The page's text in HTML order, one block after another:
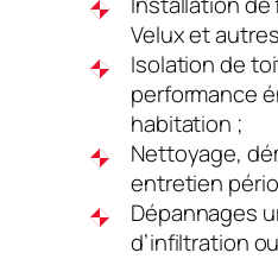
Velux et
Isolation de
performance
habitation ;
Nettoyage,
entretien
Dépannages
d’infiltration